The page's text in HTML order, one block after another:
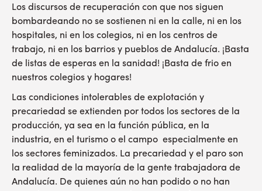
Los discursos de recuperación con que nos siguen
bombardeando no se sostienen ni en la calle, ni en los
hospitales, ni en los colegios, ni en los centros de
trabajo, ni en los barrios y pueblos de Andalucía. ¡Basta
de listas de esperas en la sanidad! ¡Basta de frio en
nuestros colegios y hogares!
Las condiciones intolerables de explotación y
precariedad se extienden por todos los sectores de la
producción, ya sea en la función pública, en la
industria, en el turismo o el campo especialmente en
los sectores feminizados. La precariedad y el paro son
la realidad de la mayoría de la gente trabajadora de
Andalucía. De quienes aún no han podido o no han